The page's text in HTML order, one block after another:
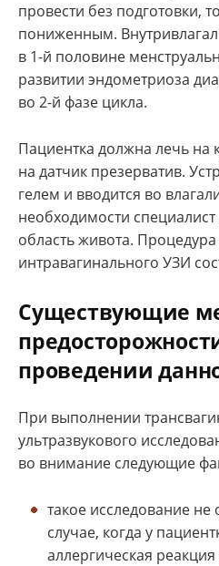
провести без подготовки,
пониженным.
в 1-й половине
развитии эндометриоза
во 2-й фазе цикла.
Пациентка должна лечь на
на датчик презерватив.
гелем и вводится во
необходимости
область живота.
интравагинального УЗИ
Существующие
проведении
При выполнении
ультразвукового
во внимание следующие
такое исследование не
случае, когда у
аллергическая реакция